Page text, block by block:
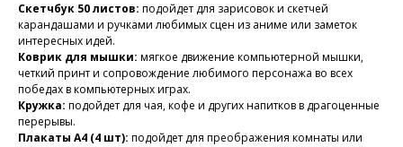
Скетчбук 50 листов: подойдет для зарисовок и скетчей
карандашами и ручками любимых сцен из аниме или заметок
интересных идей.
Коврик для мышки: мягкое движение компьютерной мышки,
четкий принт и сопровождение любимого персонажа во всех
победах в компьютерных играх.
Кружка: подойдет для чая, кофе и других напитков в драгоценные
перерывы.
Плакаты А4 (4 шт): подойдет для преображения комнаты или